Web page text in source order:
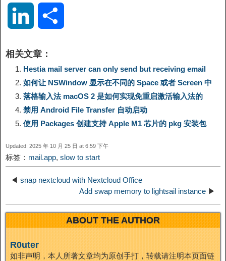
o
y
L
i
k
g
r
m
b
o
o e
t
n
k
e
d
相关文章：
Hestia mail server can only send but receiving email
如何让 NSWindow 显示在不同的 Space 或者 Screen 中
落格输入法 macOS 2 是如何实现免重启激活输入法的
禁用 Android File Transfer 自动启动
使用 Packages 创建支持 Apple M1 芯片的 pkg 安装包
Updated: 2025 年 10 月 25 日 at 6:59 下午
标签： mail.app, slow to start
◀ snap nextcloud with Nextcloud Office
Add swap memory to lightsail instance ▶
ABOUT THE AUTHOR
R0uter
如非声明，本人所著文章均为原创手打，转载请注明本页面链